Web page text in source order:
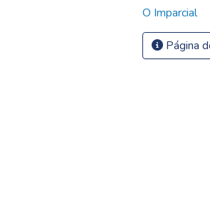
O Imparcial
Página